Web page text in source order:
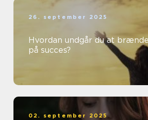
26. september 2025
Hvordan undgår du at
på succes?
02. september 2025